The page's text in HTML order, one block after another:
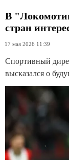
В
стран
17 мая 2026 11:39
Спортивный
высказался о